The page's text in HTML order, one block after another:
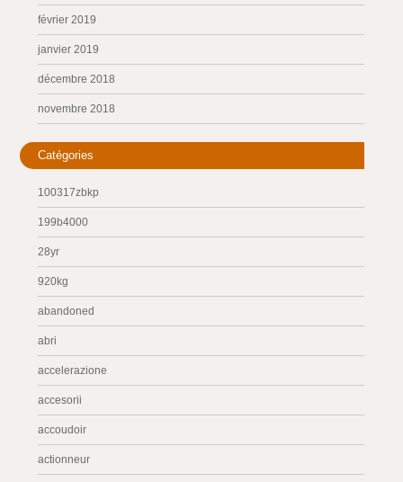
février 2019
janvier 2019
décembre 2018
novembre 2018
Catégories
100317zbkp
199b4000
28yr
920kg
abandoned
abri
accelerazione
accesorii
accoudoir
actionneur